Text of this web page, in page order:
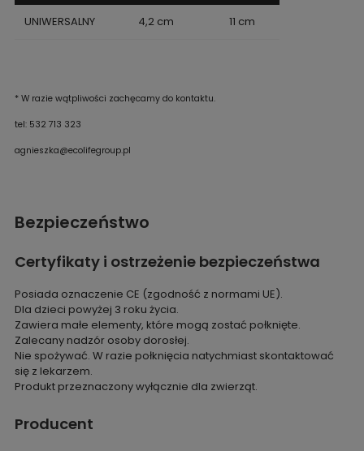
UNIWERSALNY 4,2 cm 11 cm
* W razie wątpliwości zachęcamy do kontaktu.
tel: 532 713 323
agnieszka@ecolifegroup.pl
Bezpieczeństwo
Certyfikaty i ostrzeżenie bezpieczeństwa
Posiada oznaczenie CE (zgodność z normami UE).
Dla dzieci powyżej 3 roku życia.
Zawiera małe elementy, które mogą zostać połknięte.
Zalecany nadzór osoby dorosłej.
Nie spożywać. W razie połknięcia natychmiast skontaktować
się z lekarzem.
Produkt przeznaczony wyłącznie dla zwierząt.
Producent